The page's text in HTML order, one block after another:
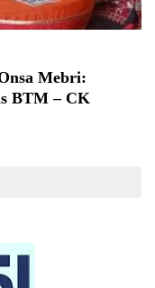
Mebri:
BTM – CK